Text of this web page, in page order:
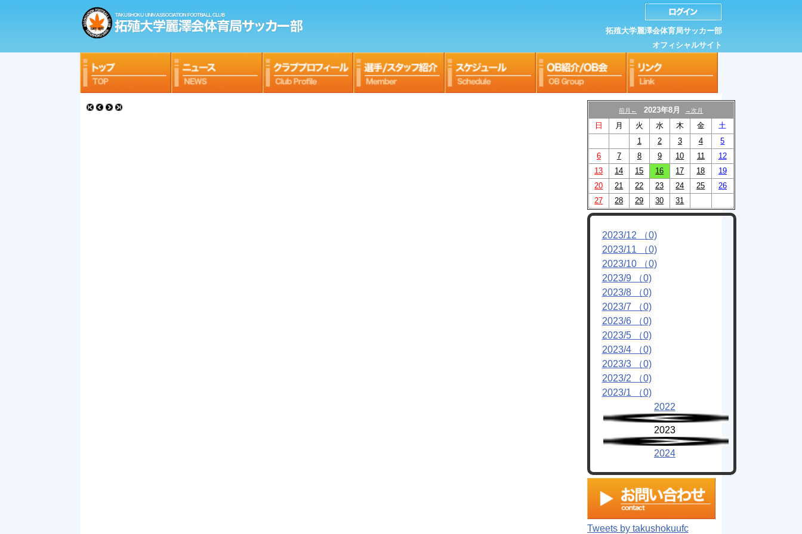
拓殖大学麗澤会体育局サッカー部
オフィシャルサイト
前月← 2023年8月 →次月
日 月 火 水 木 金
土
1
2 3 4
5
6
7 8 9 10 11
12
13
14 15 16 17 18
19
20
21 22 23 24 25
26
27
28 29 30 31
2023/12 （0)
2023/11 （0)
2023/10 （0)
2023/9 （0)
2023/8 （0)
2023/7 （0)
2023/6 （0)
2023/5 （0)
2023/4 （0)
2023/3 （0)
2023/2 （0)
2023/1 （0)
2022
2023
2024
Tweets by takushokuufc